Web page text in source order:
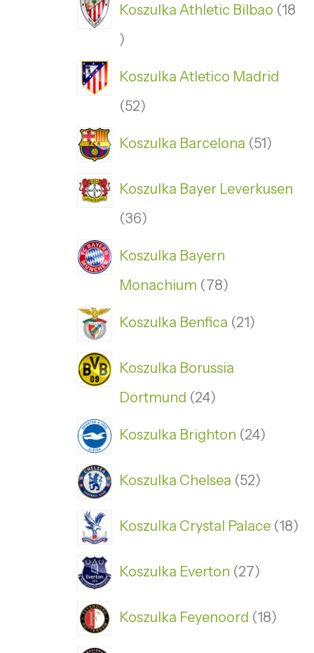
Koszulka Athletic Bilbao 18
Koszulka Atletico Madrid
52
Koszulka Barcelona 51
Koszulka Bayer Leverkusen
36
Koszulka Bayern
Monachium
78
Koszulka Benfica 21
Koszulka Borussia
Dortmund 24
Koszulka Brighton 24
Koszulka Chelsea 52
Koszulka Crystal Palace 18
Koszulka Everton 27
Koszulka Feyenoord 18